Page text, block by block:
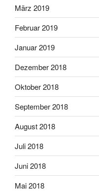
März 2019
Februar 2019
Januar 2019
Dezember 2018
Oktober 2018
September 2018
August 2018
Juli 2018
Juni 2018
Mai 2018